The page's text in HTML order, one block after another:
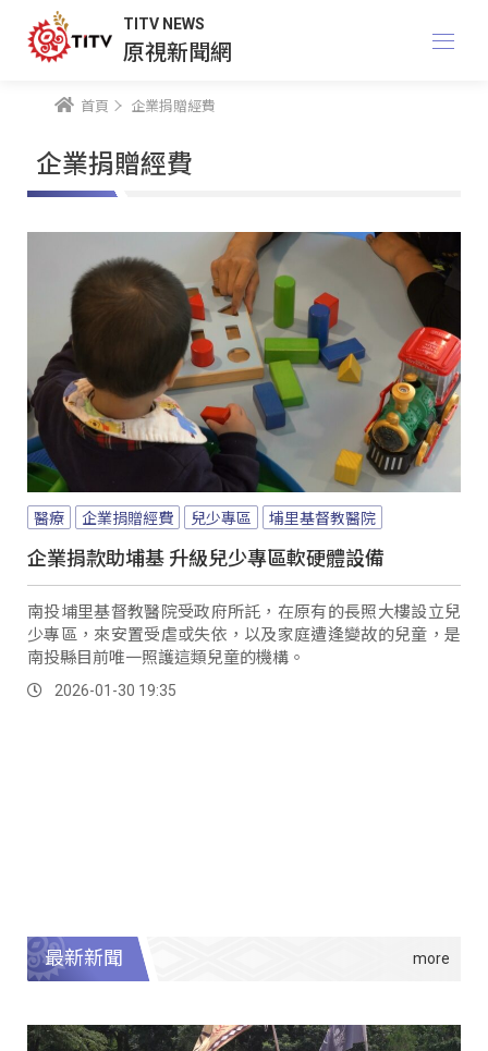
TITV NEWS
原視新聞網
首頁 企業捐贈經費
企業捐贈經費
醫療 企業捐贈經費 兒少專區 埔里基督教醫院
企業捐款助埔基 升級兒少專區軟硬體設備
南投埔里基督教醫院受政府所託，在原有的長照大樓設立兒
少專區，來安置受虐或失依，以及家庭遭逢變故的兒童，是
南投縣目前唯一照護這類兒童的機構。
2026-01-30 19:35
最新新聞